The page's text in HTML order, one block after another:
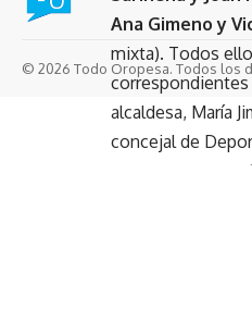
Ana Gimeno y
mixta). Todos
alcaldesa, María
concejal de
© 2026 Todo Oropesa. Todos los